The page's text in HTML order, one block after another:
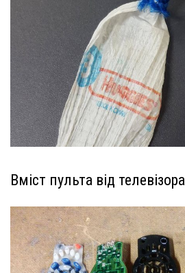
Вміст пульта від телевізора